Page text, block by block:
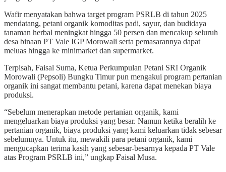
Wafir menyatakan bahwa target program PSRLB di tahun 2025
mendatang, petani organik komoditas padi, sayur, dan budidaya
tanaman herbal meningkat hingga 50 persen dan mencakup seluruh
desa binaan PT Vale IGP Morowali serta pemasarannya dapat
meluas hingga ke minimarket dan supermarket.
Terpisah, Faisal Suma, Ketua Perkumpulan Petani SRI Organik
Morowali (Pepsoli) Bungku Timur pun mengakui program pertanian
organik ini sangat membantu petani, karena dapat menekan biaya
produksi.
“Sebelum menerapkan metode pertanian organik, kami
mengeluarkan biaya produksi yang besar. Namun ketika beralih ke
pertanian organik, biaya produksi yang kami keluarkan tidak sebesar
sebelumnya. Untuk itu, mewakili para petani organik, kami
mengucapkan terima kasih yang sebesar-besarnya kepada PT Vale
atas Program PSRLB ini,” ungkap Faisal Musa.